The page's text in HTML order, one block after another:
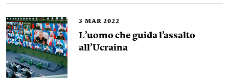
3 MAR 2022
L’uomo che guida l’assalto
all’Ucraina